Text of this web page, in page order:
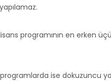
programının en erken
programlarda ise